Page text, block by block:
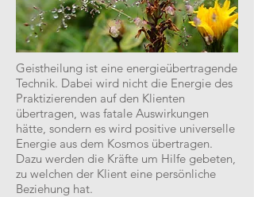
Geistheilung ist eine energieübertragende
Technik. Dabei wird nicht die Energie des
Praktizierenden auf den Klienten
übertragen, was fatale Auswirkungen
hätte, sondern es wird positive universelle
Energie aus dem Kosmos übertragen.
Dazu werden die Kräfte um Hilfe gebeten,
zu welchen der Klient eine persönliche
Beziehung hat.